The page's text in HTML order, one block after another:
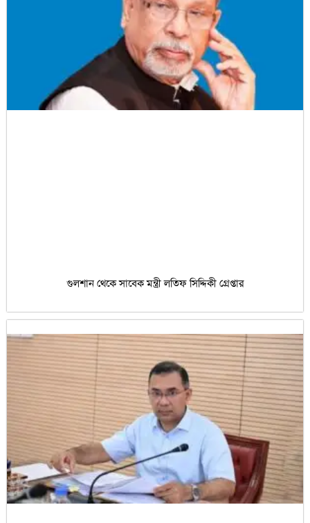
গুলশান থেকে সাবেক মন্ত্রী লতিফ সিদ্দিকী গ্রেপ্তার